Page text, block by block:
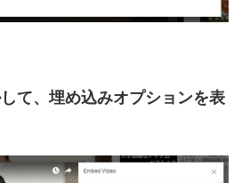
て、埋め込みオプションを表